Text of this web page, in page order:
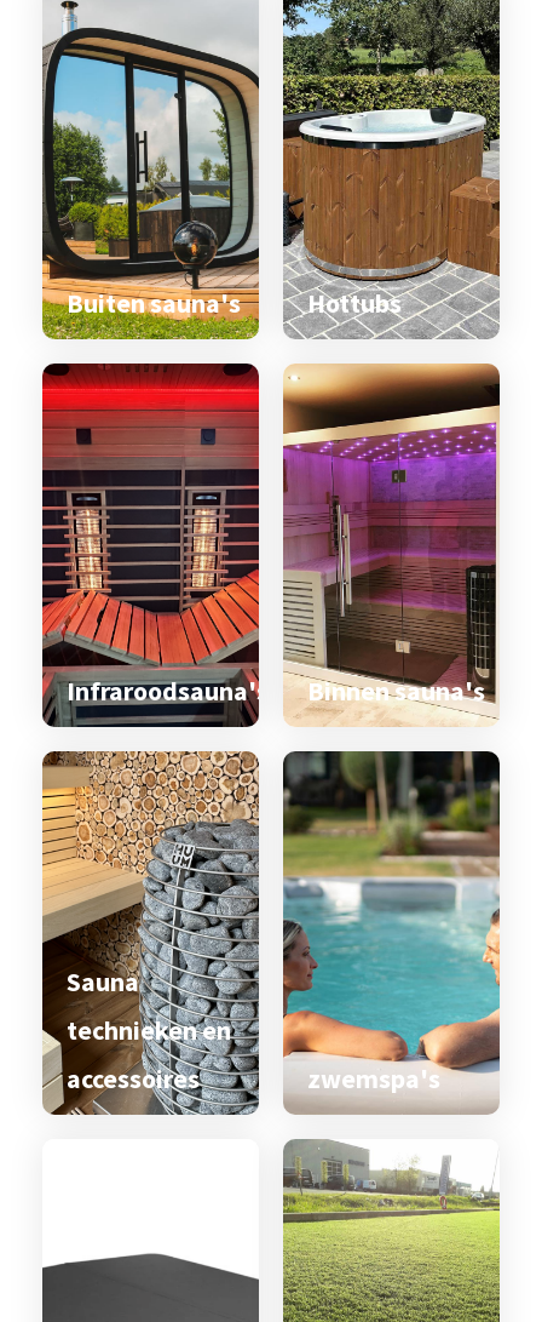
Buiten sauna's Hottubs
Infraroodsauna's Binnen sauna's
Sauna
technieken en
accessoires
zwemspa's